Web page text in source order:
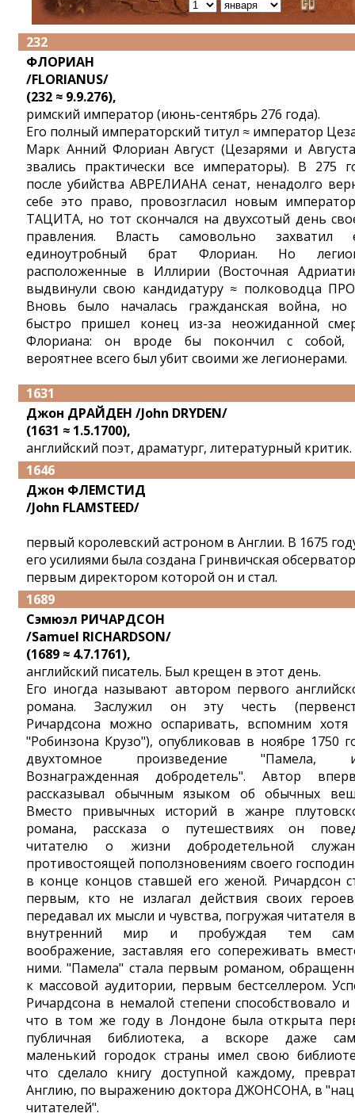
232
ФЛОРИАН
/FLORIANUS/
(232 ≈ 9.9.276),
римский император (июнь-сентябрь 276 года).
Его полный императорский титул ≈ император
Марк Анний Флориан Август (Цезарями и
звались практически все императоры). В 275
после убийства АВРЕЛИАНА сенат, ненадолго
себе это право, провозгласил новым
ТАЦИТА, но тот скончался на двухсотый день
правления. Власть самовольно захватил
единоутробный брат Флориан. Но
расположенные в Иллирии (Восточная
выдвинули свою кандидатуру ≈ полководца
Вновь было началась гражданская война,
быстро пришел конец из-за неожиданной
Флориана: он вроде бы покончил с собой,
вероятнее всего был убит своими же легионерами.
1631
Джон ДРАЙДЕН /John DRYDEN/
(1631 ≈ 1.5.1700),
английский поэт, драматург, литературный критик.
1646
Джон ФЛЕМСТИД
/John FLAMSTEED/
первый королевский астроном в Англии. В 1675
его усилиями была создана Гринвичская
первым директором которой он и стал.
1689
Сэмюэл РИЧАРДСОН
/Samuel RICHARDSON/
(1689 ≈ 4.7.1761),
английский писатель. Был крещен в этот день.
Его иногда называют автором первого
романа. Заслужил он эту честь
Ричардсона можно оспаривать, вспомним
"Робинзона Крузо"), опубликовав в ноябре 1750
двухтомное произведение "Памела,
Вознагражденная добродетель". Автор
рассказывал обычным языком об обычных
Вместо привычных историй в жанре
романа, рассказа о путешествиях он
читателю о жизни добродетельной
противостоящей поползновениям своего
в конце концов ставшей его женой. Ричардсон
первым, кто не излагал действия своих
передавал их мысли и чувства, погружая читателя
внутренний мир и пробуждая тем
воображение, заставляя его сопереживать
ними. "Памела" стала первым романом,
к массовой аудитории, первым бестселлером.
Ричардсона в немалой степени способствовало и
что в том же году в Лондоне была открыта
публичная библиотека, а вскоре даже
маленький городок страны имел свою
что сделало книгу доступной каждому,
Англию, по выражению доктора ДЖОНСОНА, в
читателей".